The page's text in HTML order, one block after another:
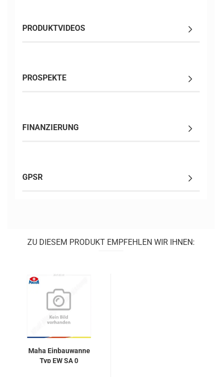
PRODUKTVIDEOS
PROSPEKTE
FINANZIERUNG
GPSR
ZU DIESEM PRODUKT EMPFEHLEN WIR IHNEN:
Maha Ein­bau­wan­ne
Typ EW SA 0